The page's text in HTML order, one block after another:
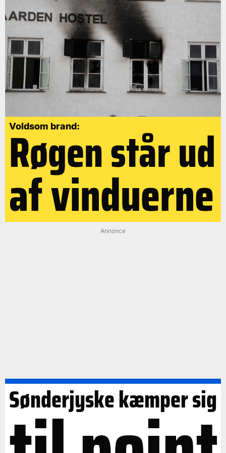
Voldsom brand:
Røgen står ud
af vinduerne
Annonce
Sønderjyske kæmper sig